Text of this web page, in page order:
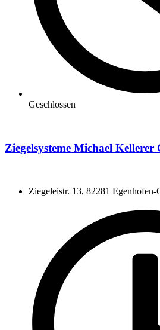
Geschlossen
Ziegelsysteme Michael
Ziegeleistr. 13, 82281 Egenhofen-